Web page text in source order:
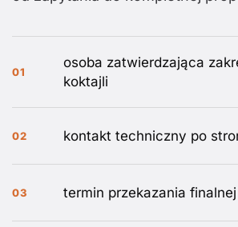
01
osoba zatwierdzająca
koktajli
02 kontakt techniczny po
03 termin przekazania